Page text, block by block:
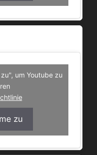
um Youtube zu
zu